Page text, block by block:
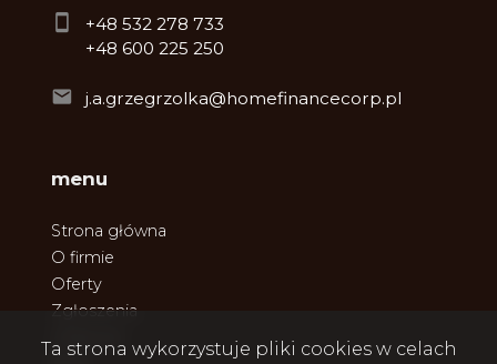
+48 532 278 733
+48 600 225 250
j.a.grzegrzolka@homefinancecorp.pl
menu
Strona główna
O firmie
Oferty
Zgłoszenia
Ta strona wykorzystuje pliki cookies w celach